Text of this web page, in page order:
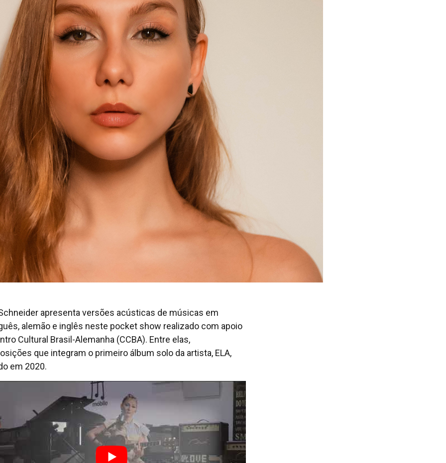
apresenta versões acústicas de músicas em
alemão e inglês neste pocket show realizado com apoio
Cultural Brasil-Alemanha (CCBA). Entre elas,
que integram o primeiro álbum solo da artista, ELA,
em 2020.